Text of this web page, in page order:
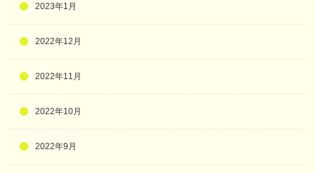
2023年1月
2022年12月
2022年11月
2022年10月
2022年9月